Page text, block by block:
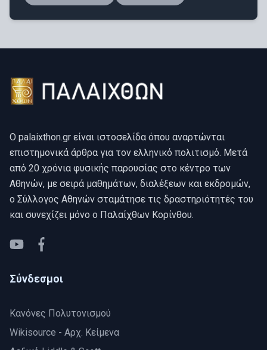
O palaixthon.gr είναι ιστοσελίδα όπου αναρτώνται
επιστημονικά άρθρα για τον ελληνικό πολιτισμό. Μετά
από 20 χρόνια φυσικής παρουσίας στο κέντρο των
Αθηνών, με σειρά μαθημάτων, διαλέξεων και εκδρομών,
ο Σύλλογος Αθηνών σταμάτησε τις δραστηριότητές του
και συνεχίζει μόνο ο Παλαίχθων Κορίνθου.
YouTubeFacebook
Σύνδεσμοι
Κανόνες Πολυτονισμού
Wikisource - Aρχ. Κείμενα